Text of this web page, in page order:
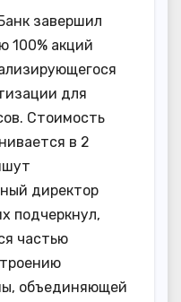
завершил
100% акций
для
Стоимость
в 2
директор
подчеркнул,
частью
объединяющей